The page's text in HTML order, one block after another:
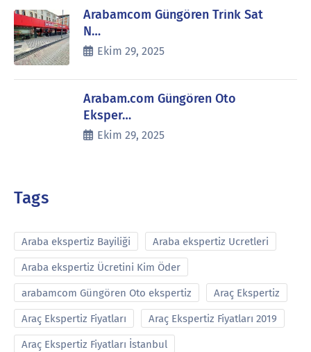
Arabamcom Güngören Trink Sat
N…
Ekim 29, 2025
Arabam.com Güngören Oto
Eksper…
Ekim 29, 2025
Tags
Araba ekspertiz Bayiliği Araba ekspertiz Ucretleri
Araba ekspertiz Ücretini Kim Öder
arabamcom Güngören Oto ekspertiz Araç Ekspertiz
Araç Ekspertiz Fiyatları Araç Ekspertiz Fiyatları 2019
Araç Ekspertiz Fiyatları İstanbul